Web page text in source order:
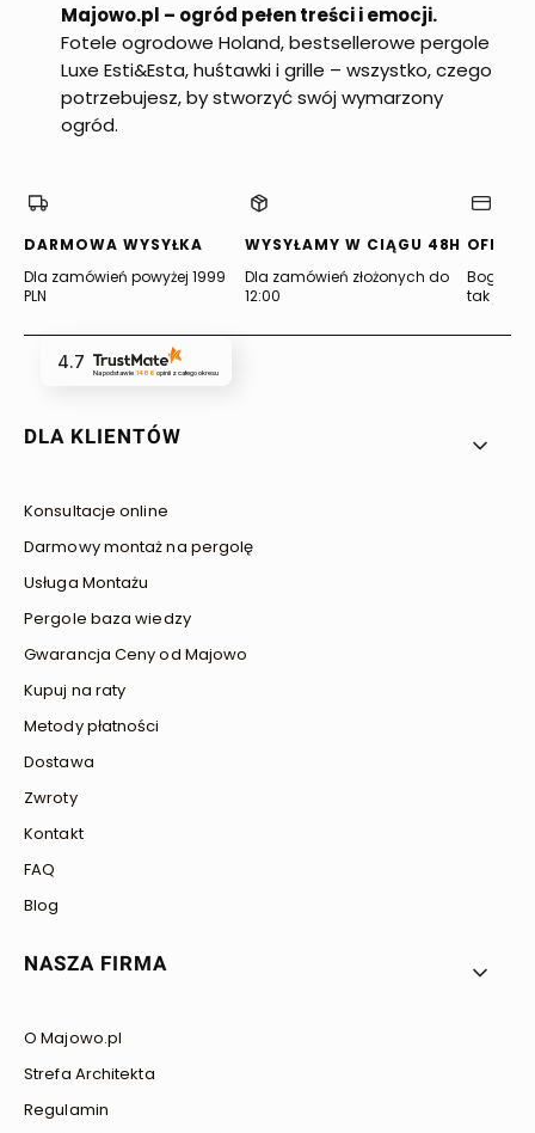
Majowo.pl – ogród pełen treści i emocji.
Fotele ogrodowe Holand, bestsellerowe pergole
Luxe Esti&Esta, huśtawki i grille – wszystko, czego
potrzebujesz, by stworzyć swój wymarzony
ogród.
DARMOWA WYSYŁKA
Dla zamówień powyżej 1999
PLN
WYSYŁAMY W CIĄGU 48H
Dla zamówień złożonych do
12:00
Bogata
tak jak
4.7
Na podstawie 1486 opinii z całego okresu
Linki w stopce
DLA KLIENTÓW
Konsultacje online
Darmowy montaż na pergolę
Usługa Montażu
Pergole baza wiedzy
Gwarancja Ceny od Majowo
Kupuj na raty
Metody płatności
Dostawa
Zwroty
Kontakt
FAQ
Blog
NASZA FIRMA
O Majowo.pl
Strefa Architekta
Regulamin